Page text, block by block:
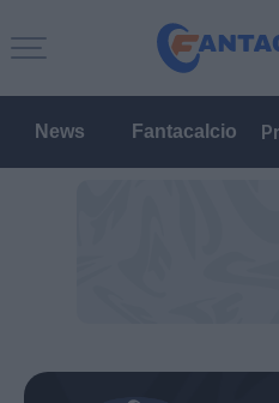
News Fantacalcio